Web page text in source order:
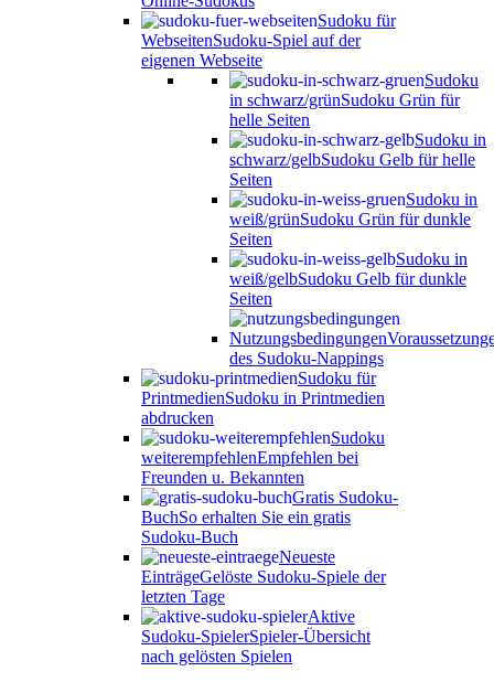
Sudoku für
WebseitenSudoku-Spiel auf der
eigenen Webseite
Sudoku
in schwarz/grünSudoku Grün für
helle Seiten
Sudoku in
schwarz/gelbSudoku Gelb für helle
Seiten
Sudoku in
weiß/grünSudoku Grün für dunkle
Seiten
Sudoku in
weiß/gelbSudoku Gelb für dunkle
Seiten
Nutzungsbedingungen
des Sudoku-Nappings
Sudoku für
PrintmedienSudoku in Printmedien
abdrucken
Sudoku
weiterempfehlenEmpfehlen bei
Freunden u. Bekannten
Gratis Sudoku-
BuchSo erhalten Sie ein gratis
Sudoku-Buch
Neueste
EinträgeGelöste Sudoku-Spiele der
letzten Tage
Aktive
Sudoku-SpielerSpieler-Übersicht
nach gelösten Spielen